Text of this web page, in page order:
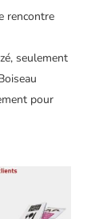
rencontre
seulement
pour